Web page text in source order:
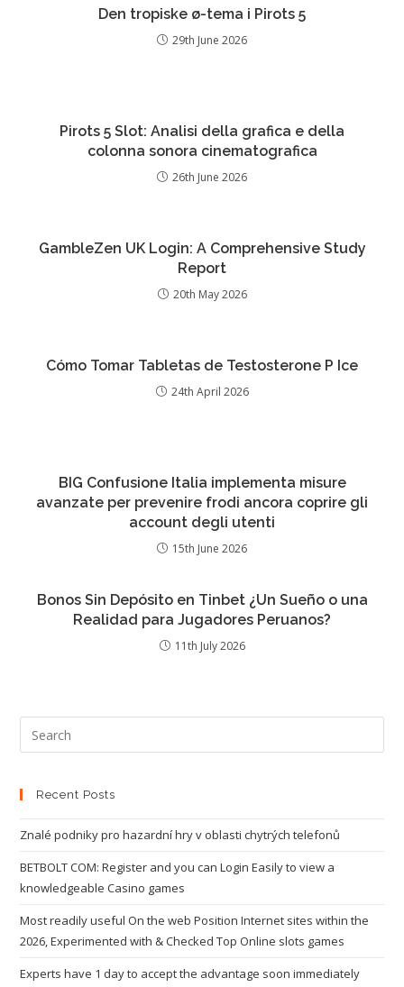
Den tropiske ø-tema i Pirots 5
29th June 2026
Pirots 5 Slot: Analisi della grafica e della
colonna sonora cinematografica
26th June 2026
GambleZen UK Login: A Comprehensive Study
Report
20th May 2026
Cómo Tomar Tabletas de Testosterone P Ice
24th April 2026
BIG Confusione Italia implementa misure
avanzate per prevenire frodi ancora coprire gli
account degli utenti
15th June 2026
Bonos Sin Depósito en Tinbet ¿Un Sueño o una
Realidad para Jugadores Peruanos?
11th July 2026
Recent Posts
Znalé podniky pro hazardní hry v oblasti chytrých telefonů
BETBOLT COM: Register and you can Login Easily to view a
knowledgeable Casino games
Most readily useful On the web Position Internet sites within the
2026, Experimented with & Checked Top Online slots games
Experts have 1 day to accept the advantage soon immediately